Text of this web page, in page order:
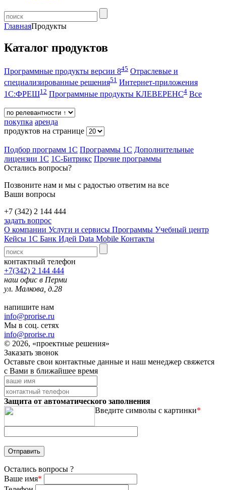
ГлавнаяПродукты
Каталог продуктов
Программные продукты версии 845 Отраслевые и
специализированные решения51 Интернет-приложения
1С:ФРЕШ12 Программные продукты КЛЕВЕРЕНС4 Все
покупка аренда
продуктов на странице
Подбор программ 1С Программы 1С Дополнительные
лицензии 1С 1С-Битрикс Прочие программы
Остались вопросы?
Позвоните нам и мы с радостью ответим на все
Ваши вопросы
+7 (342) 2 144 444
задать вопрос
О компании Услуги и сервисы Программы Учебный центр
Кейсы 1С Банк Идей Data Mobile Контакты
контактный телефон
+7(342) 2 144 444
наш офис в Перми
ул. Малкова, д.28
напишите нам
info@prorise.ru
Мы в соц. сетях
info@prorise.ru
© 2026, «проектные решения»
Заказать звонок
Оставьте свои контактные данные и наш менеджер свяжется
с Вами в ближайшее время
Защита от автоматического заполнения
Введите символы с картинки*
Остались вопросы ?
Ваше имя*